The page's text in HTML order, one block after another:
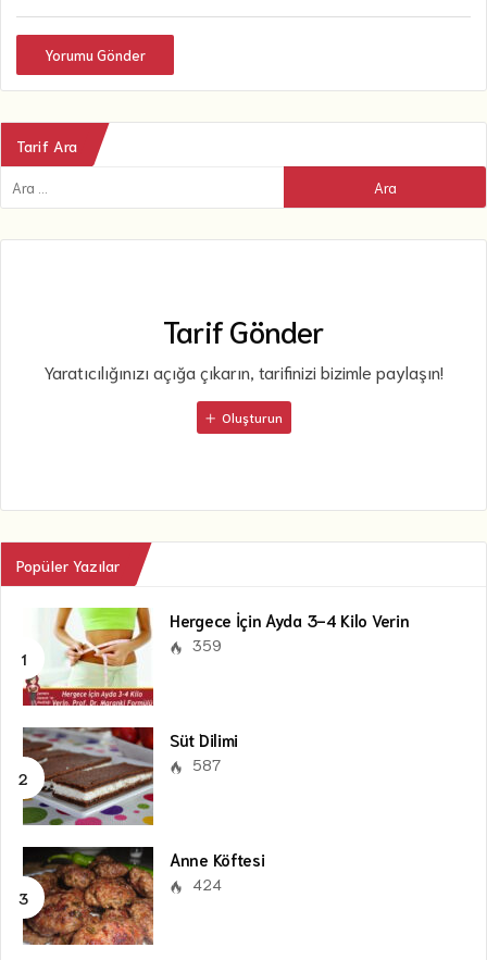
Yorumu Gönder
Tarif Ara
Tarif Gönder
Yaratıcılığınızı açığa çıkarın, tarifinizi bizimle paylaşın!
Oluşturun
Popüler Yazılar
Hergece İçin Ayda 3-4 Kilo Verin
359
Süt Dilimi
587
Anne Köftesi
424